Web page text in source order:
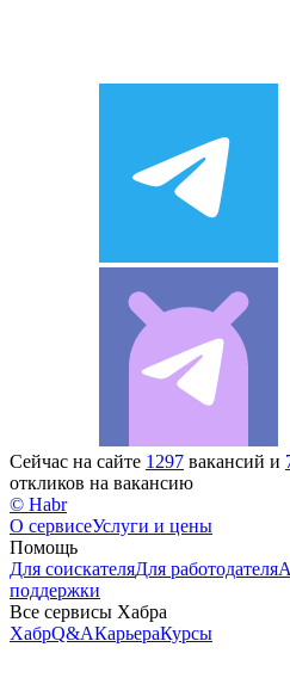
Сейчас на сайте 1297 вакансий и
откликов на вакансию
© Habr
О сервисеУслуги и цены
Помощь
Для соискателяДля работодателя
поддержки
Все сервисы Хабра
ХабрQ&AКарьераКурсы